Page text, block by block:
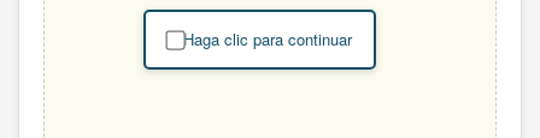
Haga clic para continuar